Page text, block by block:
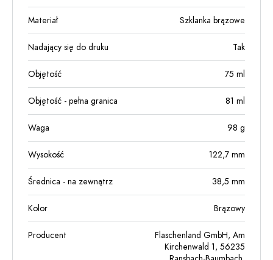
Materiał Szklanka brązowe
Nadający się do druku Tak
Objętość 75 ml
Objętość - pełna granica 81 ml
Waga 98 g
Wysokość 122,7 mm
Średnica - na zewnątrz 38,5 mm
Kolor Brązowy
Producent
Flaschenland GmbH, Am
Kirchenwald 1, 56235